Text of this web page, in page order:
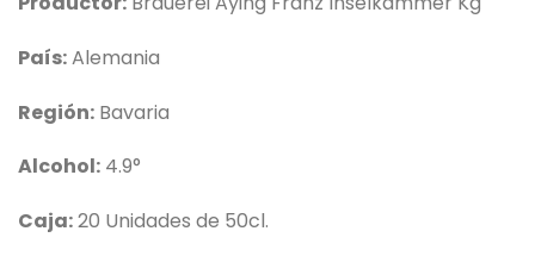
País:Alemania
Región: Bavaria
Alcohol: 4.9°
Caja:20 Unidades de 50cl.